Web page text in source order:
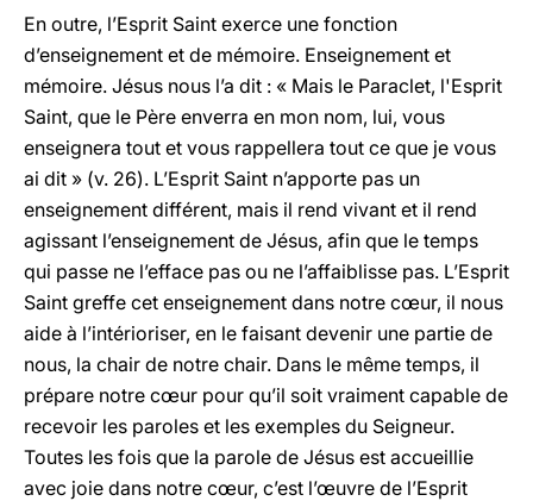
En outre, l’Esprit Saint exerce une fonction
d’enseignement et de mémoire. Enseignement et
mémoire. Jésus nous l’a dit : « Mais le Paraclet, l'Esprit
Saint, que le Père enverra en mon nom, lui, vous
enseignera tout et vous rappellera tout ce que je vous
ai dit » (v. 26). L’Esprit Saint n’apporte pas un
enseignement différent, mais il rend vivant et il rend
agissant l’enseignement de Jésus, afin que le temps
qui passe ne l’efface pas ou ne l’affaiblisse pas. L’Esprit
Saint greffe cet enseignement dans notre cœur, il nous
aide à l’intérioriser, en le faisant devenir une partie de
nous, la chair de notre chair. Dans le même temps, il
prépare notre cœur pour qu’il soit vraiment capable de
recevoir les paroles et les exemples du Seigneur.
Toutes les fois que la parole de Jésus est accueillie
avec joie dans notre cœur, c’est l’œuvre de l’Esprit